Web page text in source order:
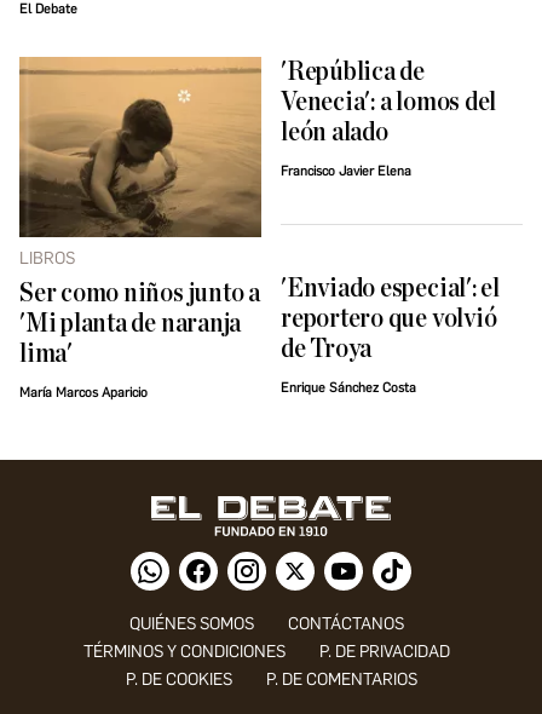
El Debate
LIBROS
Ser como niños junto a
'Mi planta de naranja
lima'
María Marcos Aparicio
'República de
Venecia': a lomos del
león alado
Francisco Javier Elena
'Enviado especial': el
reportero que volvió
de Troya
Enrique Sánchez Costa
QUIÉNES SOMOS
CONTÁCTANOS
TÉRMINOS Y CONDICIONES
P. DE PRIVACIDAD
P. DE COOKIES
P. DE COMENTARIOS